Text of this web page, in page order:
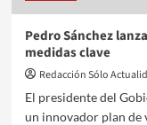
Pedro Sánchez
medidas clave
Redacción Sólo
El presidente del
un innovador plan de